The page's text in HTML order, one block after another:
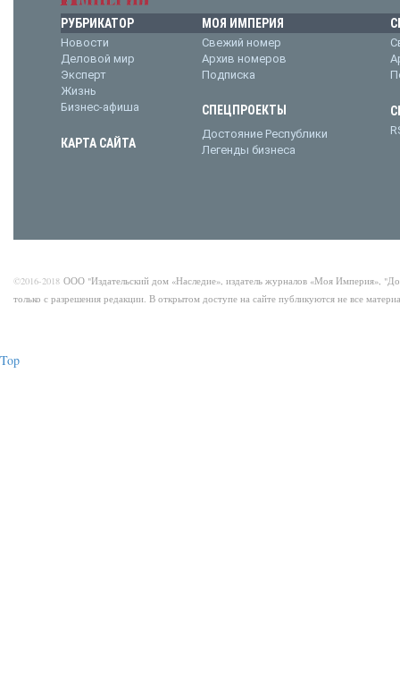
РУБРИКАТОР
Новости
Деловой мир
Эксперт
Жизнь
Бизнес-афиша
КАРТА САЙТА
МОЯ ИМПЕРИЯ
Свежий номер
Архив номеров
Подписка
СПЕЦПРОЕКТЫ
Достояние Республики
Легенды бизнеса
©2016-2018 ООО "Издательский дом «Наследие», издатель журналов «Моя Империя»,
только с разрешения редакции. В открытом доступе на сайте публикуются не все
Top